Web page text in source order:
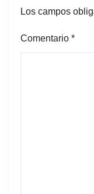
Los campos
Comentario *